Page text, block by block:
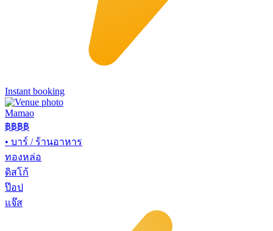
Instant booking
Mamao
฿฿฿฿
• บาร์ / ร้านอาหาร
ทองหล่อ
ดิสโก้
ป๊อป
แจ๊ส